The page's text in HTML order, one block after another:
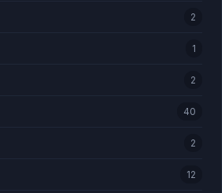
2
1
2
40
2
12